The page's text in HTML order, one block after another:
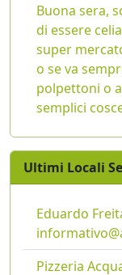
Buona sera,
di essere
super
o se va
polpettoni o
semplici
Ultimi Locali
Eduardo
Pizzeria